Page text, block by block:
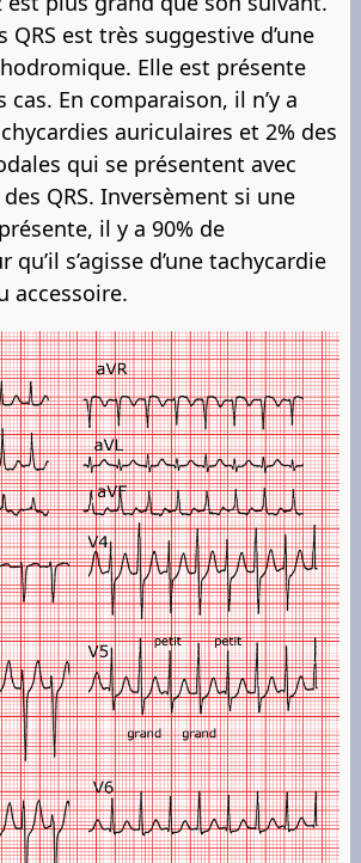
QRS est très suggestive d’une
Elle est présente
cas. En comparaison, il n’y a
auriculaires et 2% des
qui se présentent avec
QRS. Inversèment si une
il y a 90% de
s’agisse d’une tachycardie
accessoire.